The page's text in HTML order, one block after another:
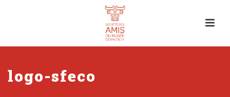
logo-sfeco